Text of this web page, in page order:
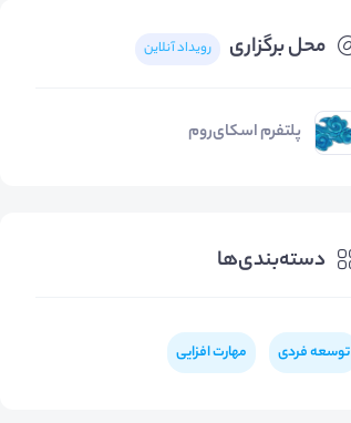
محل برگزاری رویداد آنلاین
پلتفرم اسکای‌روم
دسته‌بندی‌ها
توسعه فردی مهارت افزایی